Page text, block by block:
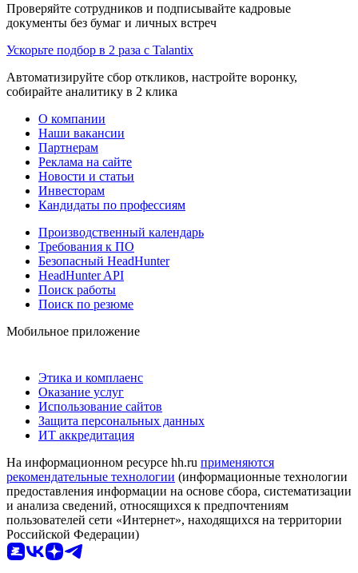
Проверяйте сотрудников и подписывайте кадровые
документы без бумаг и личных встреч
Ускорьте подбор в 2 раза с Talantix
Автоматизируйте сбор откликов, настройте воронку,
собирайте аналитику в 2 клика
О компании
Наши вакансии
Партнерам
Реклама на сайте
Новости и статьи
Инвесторам
Кандидаты по профессиям
Производственный календарь
Требования к ПО
Безопасный HeadHunter
HeadHunter API
Поиск работы
Поиск по резюме
Мобильное приложение
Этика и комплаенс
Оказание услуг
Использование сайтов
Защита персональных данных
ИТ аккредитация
На информационном ресурсе hh.ru применяются
рекомендательные технологии (информационные технологии
предоставления информации на основе сбора, систематизации
и анализа сведений, относящихся к предпочтениям
пользователей сети «Интернет», находящихся на территории
Российской Федерации)